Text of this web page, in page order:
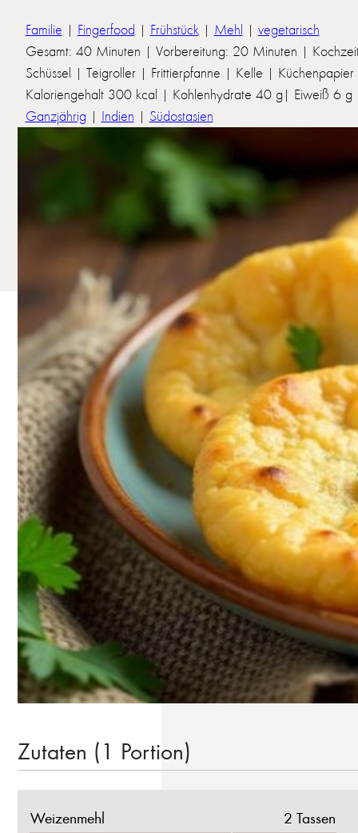
Familie | Fingerfood | Frühstück| Mehl | vegetarisch
Gesamt: 40 Minuten | Vorbereitung: 20 Minuten |
Schüssel | Teigroller | Frittierpfanne | Kelle |
Kaloriengehalt 300 kcal | Kohlenhydrate 40 g| Eiweiß 6
Ganzjährig | Indien | Südostasien
Zutaten (1 Portion)
Weizenmehl
2 Tassen